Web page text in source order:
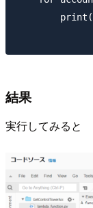
結果
実行してみると